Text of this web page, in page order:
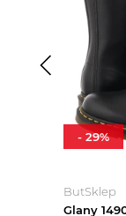
ButSklep
- 29%